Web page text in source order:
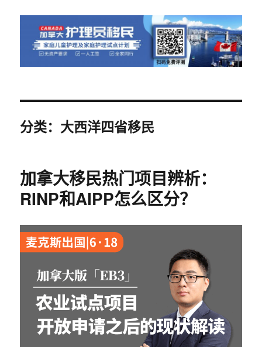
分类：大西洋四省移民
加拿大移民热门项目辨析：
RINP和AIPP怎么区分？